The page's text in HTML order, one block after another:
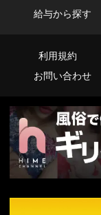
給与から探す
利用規約
お問い合わせ